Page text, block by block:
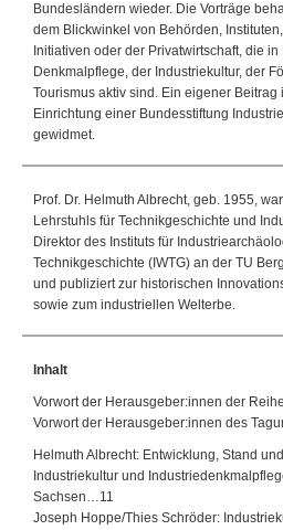
Bundesländern wieder. Die Vorträge
dem Blickwinkel von Behörden,
Initiativen oder der Privatwirtschaft, die
Denkmalpflege, der Industriekultur, der
Tourismus aktiv sind. Ein eigener Beitrag
Einrichtung einer Bundesstiftung
gewidmet.
Prof. Dr. Helmuth Albrecht, geb. 1955,
Lehrstuhls für Technikgeschichte und
Direktor des Instituts für
Technikgeschichte (IWTG) an der TU
und publiziert zur historischen
sowie zum industriellen Welterbe.
Inhalt
Vorwort der Herausgeber:innen der
Vorwort der Herausgeber:innen des
Helmuth Albrecht: Entwicklung, Stand
Industriekultur und
Sachsen…11
Joseph Hoppe/Thies Schröder: